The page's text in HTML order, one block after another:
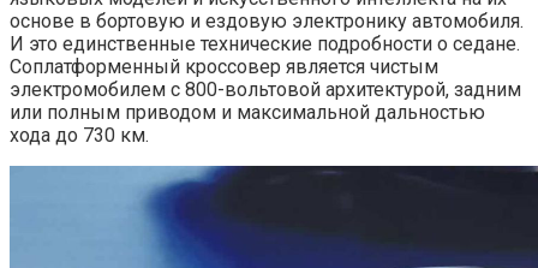
основе в бортовую и ездовую электронику автомобиля.
И это единственные технические подробности о седане.
Соплатформенный кроссовер является чистым
электромобилем с 800-вольтовой архитектурой, задним
или полным приводом и максимальной дальностью
хода до 730 км.